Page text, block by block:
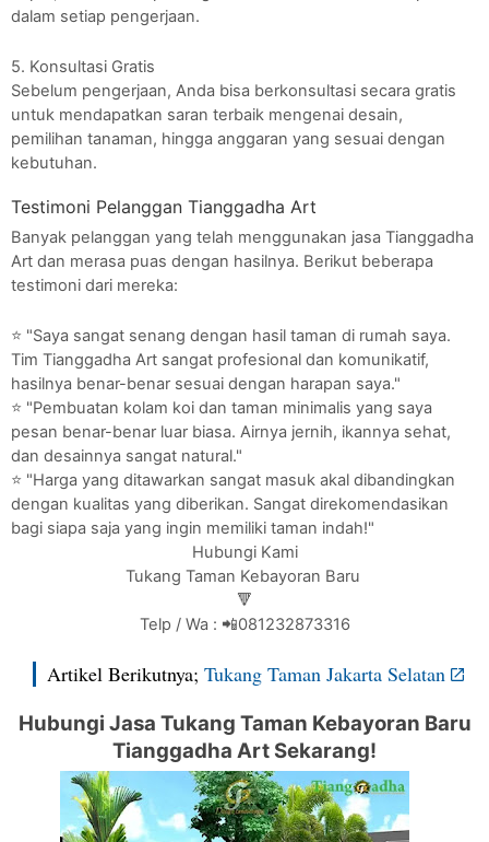
dalam setiap pengerjaan.
5. Konsultasi Gratis
Sebelum pengerjaan, Anda bisa berkonsultasi secara gratis
untuk mendapatkan saran terbaik mengenai desain,
pemilihan tanaman, hingga anggaran yang sesuai dengan
kebutuhan.
Testimoni Pelanggan Tianggadha Art
Banyak pelanggan yang telah menggunakan jasa Tianggadha
Art dan merasa puas dengan hasilnya. Berikut beberapa
testimoni dari mereka:
⭐ "Saya sangat senang dengan hasil taman di rumah saya.
Tim Tianggadha Art sangat profesional dan komunikatif,
hasilnya benar-benar sesuai dengan harapan saya."
⭐ "Pembuatan kolam koi dan taman minimalis yang saya
pesan benar-benar luar biasa. Airnya jernih, ikannya sehat,
dan desainnya sangat natural."
⭐ "Harga yang ditawarkan sangat masuk akal dibandingkan
dengan kualitas yang diberikan. Sangat direkomendasikan
bagi siapa saja yang ingin memiliki taman indah!"
Hubungi Kami
Tukang Taman Kebayoran Baru
🔻
Telp / Wa : 📲081232873316
Artikel Berikutnya; Tukang Taman Jakarta Selatan
Hubungi Jasa Tukang Taman Kebayoran Baru
Tianggadha Art Sekarang!